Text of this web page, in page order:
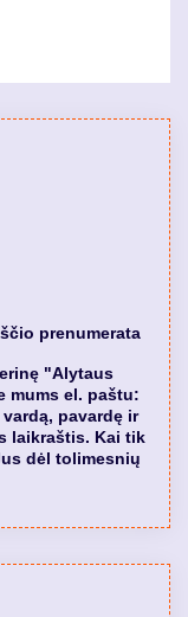
prenumerata
"Alytaus
mums el. paštu:
pavardę ir
laikraštis. Kai tik
dėl tolimesnių